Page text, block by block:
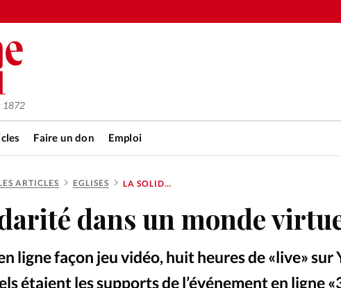
1872
Faire un don Emploi
chrétienne
Chronique
ARTICLES EGLISES LA SOLIDARITÉ DANS UN MONDE VIRTUEL
dans un monde
ligne façon jeu vidéo, huit heures de «live» sur
étaient les supports de l’événement en ligne